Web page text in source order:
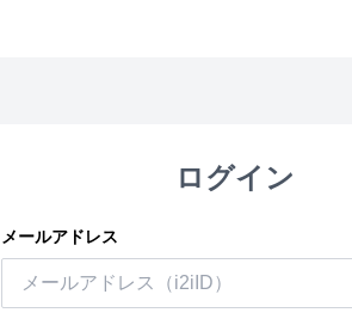
ログイン
メールアドレス